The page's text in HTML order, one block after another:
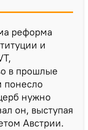
реформа
и
в прошлые
понесло
нужно
он, выступая
Австрии.